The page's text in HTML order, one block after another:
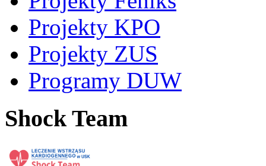
Projekty KPO
Projekty ZUS
Programy DUW
Shock Team